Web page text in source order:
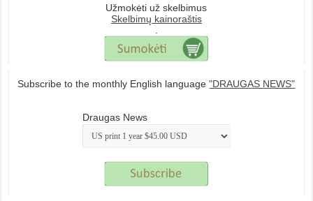
Užmokėti už skelbimus
Skelbimų kainoraštis
Subscribe to the monthly English language"DRAUGAS NEWS"
Draugas News